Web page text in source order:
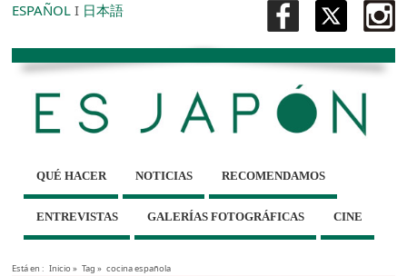
ESPAÑOL I 日本語
QUÉ HACER NOTICIAS RECOMENDAMOS
ENTREVISTAS GALERÍAS FOTOGRÁFICAS CINE
Está en : Inicio» Tag » cocina española